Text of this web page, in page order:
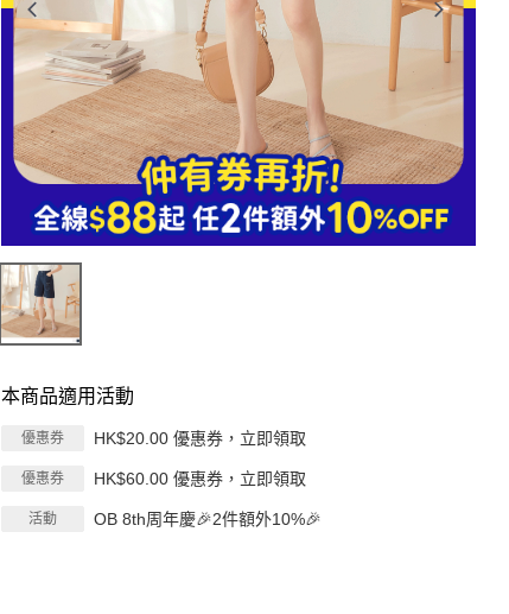
本商品適用活動
優惠券 HK$20.00 優惠券，立即領取
優惠券 HK$60.00 優惠券，立即領取
活動 OB 8th周年慶🎉2件額外10%🎉